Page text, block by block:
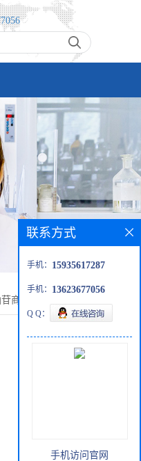
商家直销 订购优惠
联系方式
手机： 15935617287
手机： 13623677056
Q Q：
手机访问官网